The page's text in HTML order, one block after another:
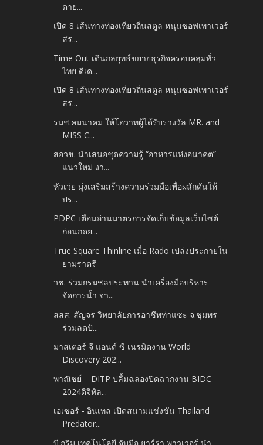
ตาย...
เปิด 8 เส้นทางท่องเที่ยวถิ่นสตูล หนุนซอฟเพาเวอร์
สร...
Time Out เดินกลยุทธ์ขยายธุรกิจครอบคลุมทั่ว
ไทย ดีเด...
เปิด 8 เส้นทางท่องเที่ยวถิ่นสตูล หนุนซอฟเพาเวอร์
สร...
รมช.คมนาคม ให้โอวาทผู้ได้รับรางวัล MR. and
MISS C...
สอวช. นำเสนอชุดความรู้ “อาหารแห่งอนาคต”
แนวใหม่ งา...
หัวเว่ย มุ่งเสริมสร้างความร่วมมือเพื่อผลักดันให้
ปร...
PDPC เตือนอ่านมาตรการจัดเก็บข้อมูลเว็บไซต์
ก่อนกดย...
True Square Thinline เมื่อ Rado เปล่งประกายใน
ยามราตรี
วช. ร่วมกรมชลประทาน นำเครื่องมือบริหาร
จัดการน้ำ จา...
สสส. สัญจร วิทยาลัยการอาชีพท่าแซะ จ.ชุมพร
ร่วมลดปั...
มาสเตอร์ จี แอนด์ ซี เนรมิตงาน World
Discovery 202...
พาณิชย์ – DITP ปลื้มฉลองปิดฉากงาน BIDC
2024ดิจิทัล...
เอเซอร์ - อินเทล เปิดสนามแข่งขัน Thailand
Predator...
บี.กริม เทคโนโลยี จับมือ ยาร์ร่า พาวเวอร์ นำ